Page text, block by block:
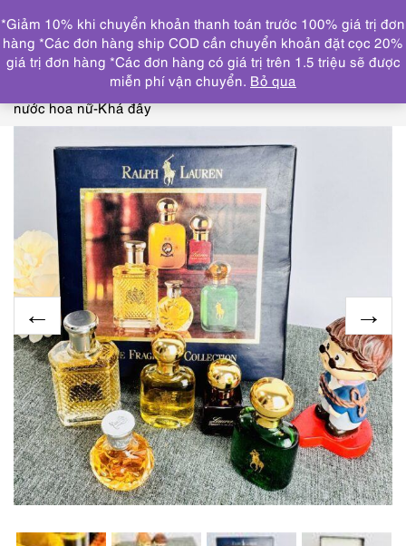
DANH MỤC
Trang chủ NƯỚC HOA CHAI NHỎ/MINI(≤ 15ml)
3209-
RALPH LAUREN collection splash perfumes 32.5ml-Set
nước hoa nữ-Khá đầy
*Giảm 10% khi chuyển khoản thanh toán trước 100% giá trị đơn
hàng *Các đơn hàng ship COD cần chuyển khoản đặt cọc 20%
giá trị đơn hàng *Các đơn hàng có giá trị trên 1.5 triệu sẽ được
miễn phí vận chuyển. Bỏ qua